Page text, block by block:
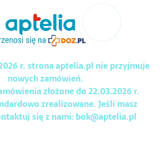
r. strona aptelia.pl nie przyjmuje
nowych zamówień.
złożone do 22.03.2026 r.
zrealizowane. Jeśli masz
się z nami:bok@aptelia.pl